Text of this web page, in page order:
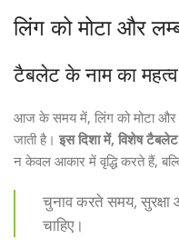
लिंग को मोटा और
टैबलेट के नाम का महत्व
आज के समय में, लिंग को मोटा और
जाती है। इस दिशा में, विशेष टैबलेट
न केवल आकार में वृद्धि करते हैं,
चुनाव करते समय, सुरक्षा
चाहिए।